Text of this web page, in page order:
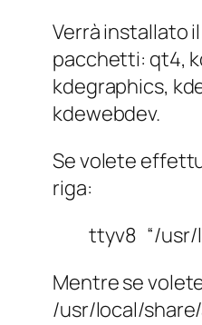
Verrà installato
pacchetti: qt4,
kdegraphics,
kdewebdev.
Se volete
riga:
ttyv8 “/usr/
Mentre se
/usr/local/